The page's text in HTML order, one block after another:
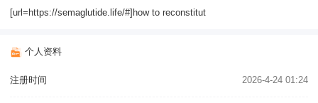
[url=https://semaglutide.life/#]how to reconstitut
个人资料
注册时间 2026-4-24 01:24